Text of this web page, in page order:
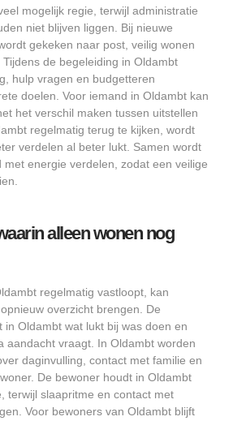
mogelijk regie, terwijl administratie
niet blijven liggen. Bij nieuwe
gekeken naar post, veilig wonen
de begeleiding in Oldambt
hulp vragen en budgetteren
doelen. Voor iemand in Oldambt kan
het verschil maken tussen uitstellen
regelmatig terug te kijken, wordt
verdelen al beter lukt. Samen wordt
met energie verdelen, zodat een veilige
alleen wonen nog
regelmatig vastloopt, kan
overzicht brengen. De
in Oldambt wat lukt bij was doen en
aandacht vraagt. In Oldambt worden
daginvulling, contact met familie en
De bewoner houdt in Oldambt
terwijl slaapritme en contact met
Voor bewoners van Oldambt blijft